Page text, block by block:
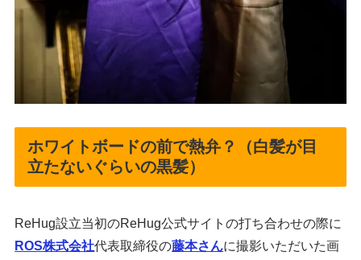
ホワイトボードの前で熱弁？（白髪が目
立たないぐらいの黒髪）
ReHug設立当初のReHug公式サイトの打ち合わせの際に
ROS株式会社代表取締役の藤本さんに撮影いただいた画